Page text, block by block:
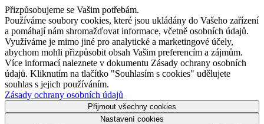
Přizpůsobujeme se Vašim potřebám.
Používáme soubory cookies, které jsou ukládány do Vašeho zařízení
a pomáhají nám shromažďovat informace, včetně osobních údajů.
Využíváme je mimo jiné pro analytické a marketingové účely,
abychom mohli přizpůsobit obsah Vašim preferencím a zájmům.
Více informací naleznete v dokumentu Zásady ochrany osobních
údajů. Kliknutím na tlačítko "Souhlasím s cookies" udělujete
souhlas s jejich používáním.
Zásady ochrany osobních údajů
Přijmout všechny cookies
Nastavení cookies